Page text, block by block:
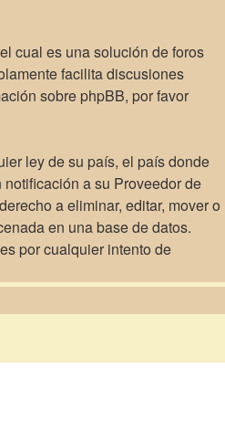
cual es una solución de foros
facilita discusiones
sobre phpBB, por favor
ley de su país, el país donde
a su Proveedor de
a eliminar, editar, mover o
en una base de datos.
por cualquier intento de